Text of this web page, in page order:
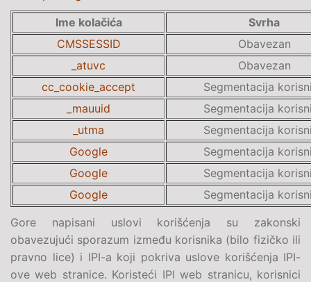
Ime kolačića
Svrha
CMSSESSID
Obavezan
_atuvc
Obavezan
cc_cookie_accept
Segmentacija
_mauuid
Segmentacija
_utma
Segmentacija
Google
Segmentacija
Google
Segmentacija
Google
Segmentacija
Gore napisani uslovi korišćenja su zakonski
obavezujući sporazum između korisnika (bilo fizičko ili
pravno lice) i IPI-a koji pokriva uslove korišćenja IPI-
ove web stranice. Koristeći IPI web stranicu, korisnici